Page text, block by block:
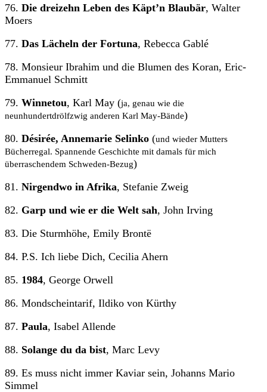
76. Die dreizehn Leben des Käpt’n Blaubär, Walter
Moers
77. Das Lächeln der Fortuna, Rebecca Gablé
78. Monsieur Ibrahim und die Blumen des Koran, Eric-
Emmanuel Schmitt
79. Winnetou, Karl May (ja, genau wie die
neunhundertdrölfzwig anderen Karl May-Bände)
80. Désirée, Annemarie Selinko (und wieder Mutters
Bücherregal. Spannende Geschichte mit damals für mich
überraschendem Schweden-Bezug)
81. Nirgendwo in Afrika, Stefanie Zweig
82. Garp und wie er die Welt sah, John Irving
83. Die Sturmhöhe, Emily Brontë
84. P.S. Ich liebe Dich, Cecilia Ahern
85. 1984, George Orwell
86. Mondscheintarif, Ildiko von Kürthy
87. Paula, Isabel Allende
88. Solange du da bist, Marc Levy
89. Es muss nicht immer Kaviar sein, Johanns Mario
Simmel